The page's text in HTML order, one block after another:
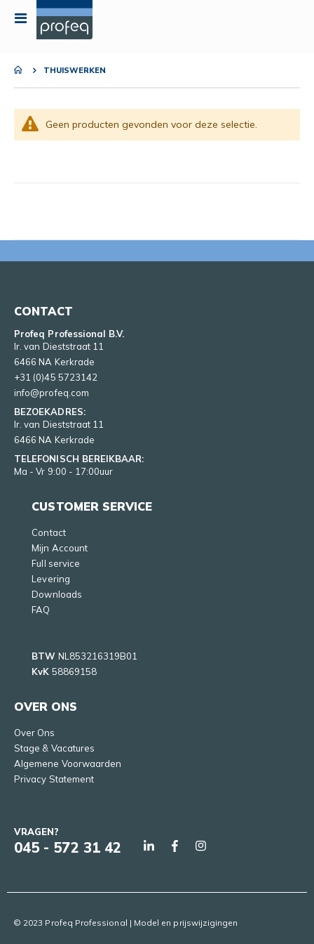
Toggle
Nav
THUISWERKEN
Geen producten gevonden voor deze selectie.
CONTACT
Profeq Professional B.V.
Ir. van Dieststraat 11
6466 NA Kerkrade
+31 (0)45 5723142
info@profeq.com
BEZOEKADRES:
Ir. van Dieststraat 11
6466 NA Kerkrade
TELEFONISCH BEREIKBAAR:
Ma - Vr 9:00 - 17:00uur
CUSTOMER SERVICE
Contact
Mijn Account
Full service
Levering
Downloads
FAQ
BTW NL853216319B01
KvK 58869158
OVER ONS
Over Ons
Stage & Vacatures
Algemene Voorwaarden
Privacy Statement
VRAGEN?
045 - 572 31 42
© 2023 Profeq Professional | Model en prijswijzigingen